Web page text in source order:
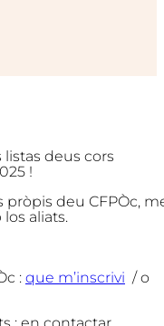
listas deus cors
!
deu CFPÒc,
aliats.
:que m’inscrivi / o
en contactar